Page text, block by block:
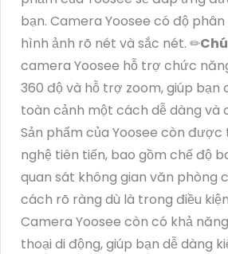
bạn. Camera Yoosee có độ phân
hình ảnh rõ nét và sắc nét. ✏
camera Yoosee hỗ trợ chức
360 độ và hỗ trợ zoom, giúp bạn
toàn cảnh một cách dễ dàng và
Sản phẩm của Yoosee còn
nghệ tiên tiến, bao gồm chế độ
quan sát không gian văn phòng
cách rõ ràng dù là trong điều
Camera Yoosee còn có khả
thoại di động, giúp bạn dễ dàng